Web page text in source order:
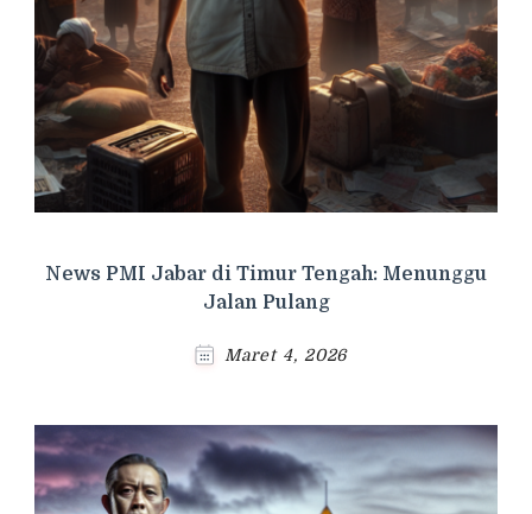
News PMI Jabar di Timur Tengah: Menunggu
Jalan Pulang
Maret 4, 2026